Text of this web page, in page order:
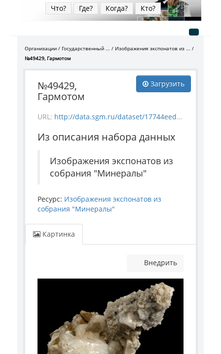
Что? Где? Когда? Кто?
Организации Государственный ...
Изображения экспонатов из ...
№49429, Гармотом
Загрузить
№49429,
Гармотом
URL: http://data.sgm.ru/dataset/17744eed-27fa-4a9a-bc72-4e657fa570af/resource/f09ef29b-daa2-47ff-a82b-3f2b340c5b79/download/mineral_49429.jpg
Из описания набора данных
Изображения экспонатов из
собрания "Минералы"
Ресурс: Изображения экспонатов из
собрания "Минералы"
Картинка
Внедрить